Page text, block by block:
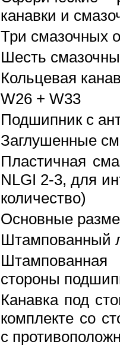
канавки и
Три смазочных
Шесть
Кольцевая
W26 + W33
Подшипник с
Заглушенные
Пластичная
NLGI 2-3, для
количество)
Основные
Штампованный
стороны
Канавка под
комплекте со
с